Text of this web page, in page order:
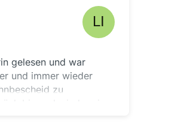
gelesen und war
und immer wieder
zu
bin und wieder ein